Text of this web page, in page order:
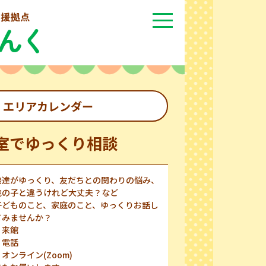
エリアカレンダー
でゆっくり相談
がゆっくり、友だちとの関わりの悩み、
子と違うけれど大丈夫？など
ものこと、家庭のこと、ゆっくりお話し
ませんか？
館
話
ンライン(Zoom)